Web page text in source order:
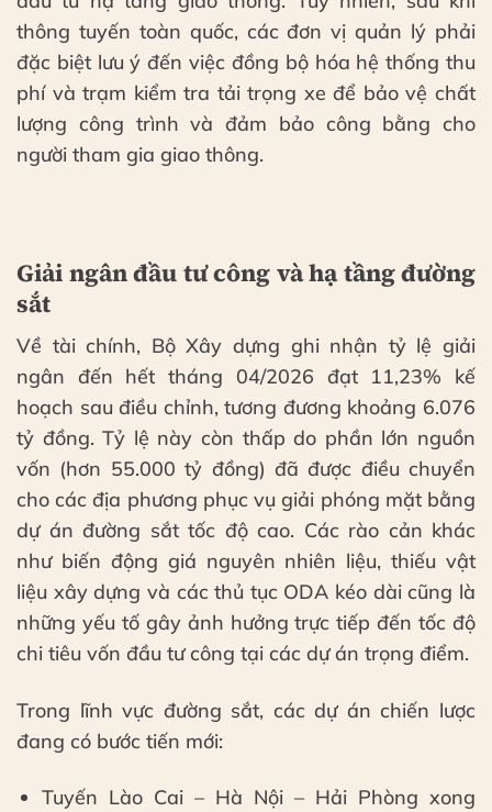
thông tuyến toàn quốc, các đơn vị quản lý phải
đặc biệt lưu ý đến việc đồng bộ hóa hệ thống thu
phí và trạm kiểm tra tải trọng xe để bảo vệ chất
lượng công trình và đảm bảo công bằng cho
người tham gia giao thông.
Giải ngân đầu tư công và hạ tầng đường
sắt
Về tài chính, Bộ Xây dựng ghi nhận tỷ lệ giải
ngân đến hết tháng 04/2026 đạt 11,23% kế
hoạch sau điều chỉnh, tương đương khoảng 6.076
tỷ đồng. Tỷ lệ này còn thấp do phần lớn nguồn
vốn (hơn 55.000 tỷ đồng) đã được điều chuyển
cho các địa phương phục vụ giải phóng mặt bằng
dự án đường sắt tốc độ cao. Các rào cản khác
như biến động giá nguyên nhiên liệu, thiếu vật
liệu xây dựng và các thủ tục ODA kéo dài cũng là
những yếu tố gây ảnh hưởng trực tiếp đến tốc độ
chi tiêu vốn đầu tư công tại các dự án trọng điểm.
Trong lĩnh vực đường sắt, các dự án chiến lược
đang có bước tiến mới:
Tuyến Lào Cai – Hà Nội – Hải Phòng xong